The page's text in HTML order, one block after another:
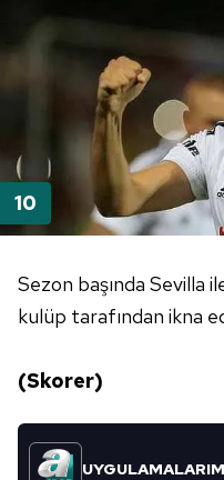
Sezon başında Sevilla
kulüp tarafından ikna
(Skorer)